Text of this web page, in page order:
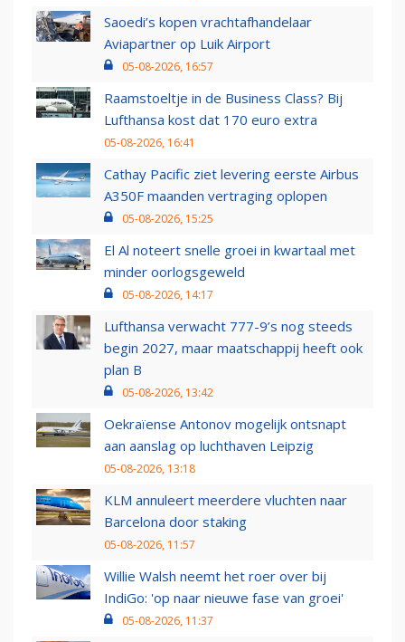
Saoedi’s kopen vrachtafhandelaar
Aviapartner op Luik Airport
05-08-2026, 16:57
Raamstoeltje in de Business Class? Bij
Lufthansa kost dat 170 euro extra
05-08-2026, 16:41
Cathay Pacific ziet levering eerste Airbus
A350F maanden vertraging oplopen
05-08-2026, 15:25
El Al noteert snelle groei in kwartaal met
minder oorlogsgeweld
05-08-2026, 14:17
Lufthansa verwacht 777-9’s nog steeds
begin 2027, maar maatschappij heeft ook
plan B
05-08-2026, 13:42
Oekraïense Antonov mogelijk ontsnapt
aan aanslag op luchthaven Leipzig
05-08-2026, 13:18
KLM annuleert meerdere vluchten naar
Barcelona door staking
05-08-2026, 11:57
Willie Walsh neemt het roer over bij
IndiGo: 'op naar nieuwe fase van groei'
05-08-2026, 11:37